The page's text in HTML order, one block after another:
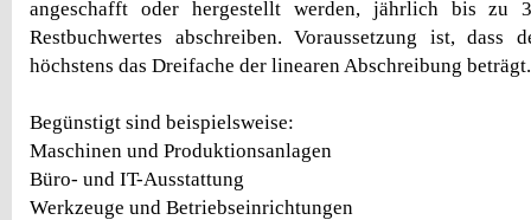
angeschafft oder hergestellt werden, jährlich bis zu
Restbuchwertes abschreiben. Voraussetzung ist, dass
höchstens das Dreifache der linearen Abschreibung beträgt.
Begünstigt sind beispielsweise:
Maschinen und Produktionsanlagen
Büro- und IT-Ausstattung
Werkzeuge und Betriebseinrichtungen